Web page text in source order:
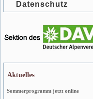
Datenschutz
Aktuelles
Sommerprogramm jetzt online